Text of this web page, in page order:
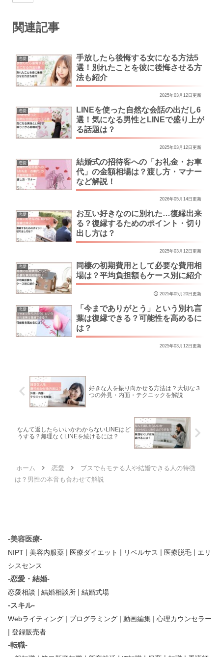
関連記事
恋愛
手放したら後悔する女になる方法5
選！別れたことを彼に後悔させる方
法も紹介
2025年03月12日更新
恋愛
LINEを使った自然な会話の出だし6
選！気になる男性とLINEで盛り上が
る話題は？
2025年03月12日更新
恋愛
結婚式の招待客への「お礼金・お車
代」の金額相場は？渡し方・マナー
など解説！
2026年05月14日更新
恋愛
お互い好きなのに別れた…復縁出来
る？復縁するためのポイント・切り
出し方は？
2025年03月12日更新
恋愛
同棲の初期費用として必要な費用相
場は？平均負担額もケース別に紹介
2025年05月20日更新
恋愛
「今までありがとう」という別れ言
葉は復縁できる？可能性を高めるに
は？
2025年03月12日更新
好きな人を振り向かせる方法は？大切な３
つの外見・内面・テクニックを解説
なんて返したらいいかわからないLINEはど
うする？無理なくLINEを続けるには？
ホーム 恋愛
ブスでもモテる人や結婚できる人の特徴
は？男性の本音も合わせて解説
-美容医療-
NIPT 美容内服薬 医療ダイエット リベルサス 医療脱毛
エリ
シスセンス
-恋愛・結婚-
恋愛相談 結婚相談所 結婚式場
-スキル-
Webライティング プログラミング 動画編集 心理カウンセラー
登録販売者
-転職-